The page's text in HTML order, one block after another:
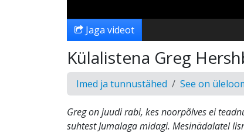
Jaga videot
Külalistena Greg
Imed ja tunnustähed See on
Greg on juudi rabi, kes noorpõlves ei
suhtest Jumalaga midagi. Mesinädalatel